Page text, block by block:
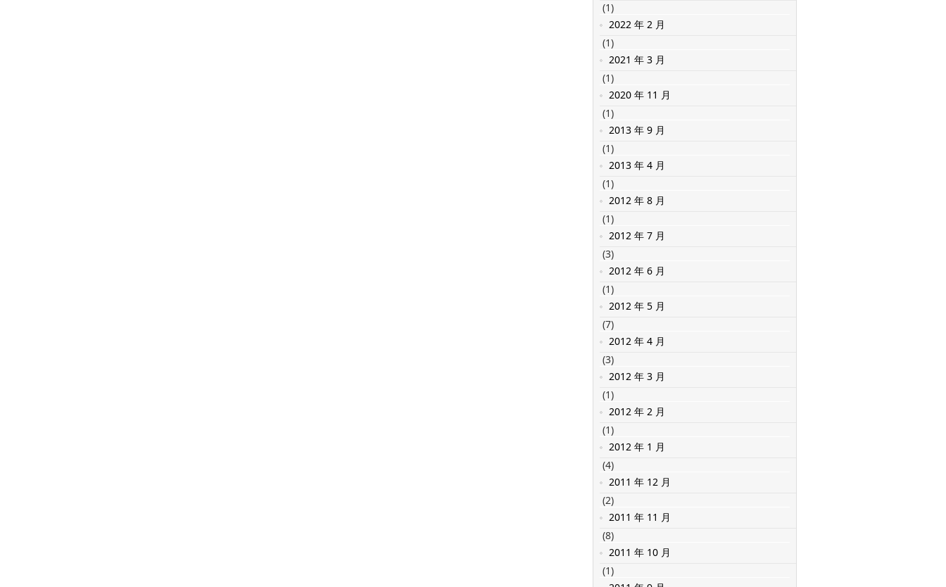
(1)
2022 年 2 月
(1)
2021 年 3 月
(1)
2020 年 11 月
(1)
2013 年 9 月
(1)
2013 年 4 月
(1)
2012 年 8 月
(1)
2012 年 7 月
(3)
2012 年 6 月
(1)
2012 年 5 月
(7)
2012 年 4 月
(3)
2012 年 3 月
(1)
2012 年 2 月
(1)
2012 年 1 月
(4)
2011 年 12 月
(2)
2011 年 11 月
(8)
2011 年 10 月
(1)